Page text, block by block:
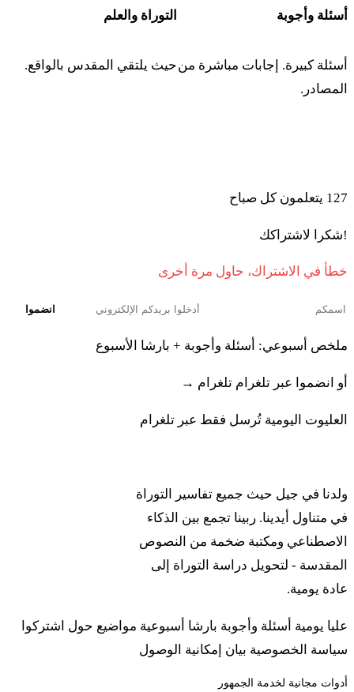
כו
וְכָל דָּם לֹא תֹאכְלוּ בְּכֹל מוֹשְׁבֹתֵיכֶם לָעוֹף
كو فخُل دام لو توخلو بخُل موشفوتيخِم لاعوف فِلَبهيما
كز كُل نِفِش أشِر توخَل كُل دام فِنخرِتا هنِفِش ههيا مِعَمِّيها
דַּבֵּר אֶל בְּנֵי יִשְׂרָאֵל לֵאמֹר הַמַּקְרִיב אֶת זֶבַח
لَأدوناي يافي إت قُربانو لَأدوناي مِزِفاح شلاماف
הֶחָזֶה יְבִיאֶנּוּ אֵת הֶחָזֶה לְהָנִיף אֹתוֹ תְּנוּפָה לִפְנֵי
יְדוָד׃
לא
וְהִקְטִיר הַכֹּהֵן אֶת הַחֵלֶב הַמִּזְבֵּחָה וְהָיָה הֶחָזֶה
לְאַהֲרֹן וּלְבָנָיו׃
أسئلة وأجوبة
أسئلة كبيرة. إجابات مباشرة من
المصادر.
التوراة والعلم
حيث يلتقي المقدس بالواقع.
127 يتعلمون كل صباح
!شكرا لاشتراكك
خطأ في الاشتراك، حاول مرة أخرى
انضموا
ملخص أسبوعي: أسئلة وأجوبة + بارشا الأسبوع
أو انضموا عبر تلغرام تلغرام →
العليوت اليومية تُرسل فقط عبر تلغرام
ولدنا في جيل حيث جميع تفاسير التوراة
في متناول أيدينا. ربينا تجمع بين الذكاء
الاصطناعي ومكتبة ضخمة من النصوص
المقدسة - لتحويل دراسة التوراة إلى
عادة يومية.
عليا يومية أسئلة وأجوبة بارشا أسبوعية مواضيع حول اشتركوا
سياسة الخصوصية بيان إمكانية الوصول
أدوات مجانية لخدمة الجمهور